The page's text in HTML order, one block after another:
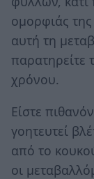
ομορφιάς
αυτή τη
παρατηρείτε
χρόνου.
Είστε
γοητευτεί
από το
οι